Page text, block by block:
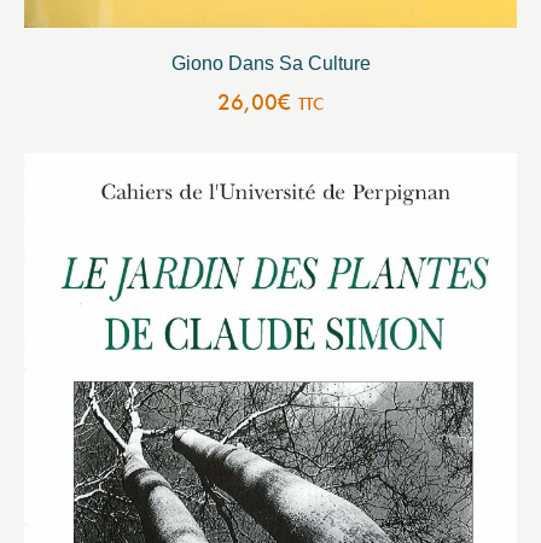
Giono Dans Sa Culture
26,00€ TTC